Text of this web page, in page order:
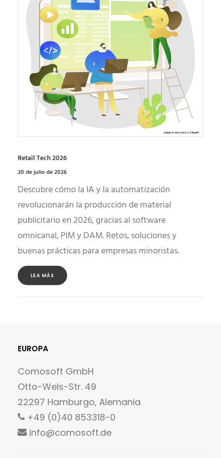
Retail Tech 2026
20 de julio de 2026
Descubre cómo la IA y la automatización
revolucionarán la producción de material
publicitario en 2026, gracias al software
omnicanal, PIM y DAM. Retos, soluciones y
buenas prácticas para empresas minoristas.
LEA MÁS
EUROPA
Comosoft GmbH
Otto-Wels-Str. 49
22297 Hamburgo, Alemania
+49 (0)40 853318-0
info@comosoft.de